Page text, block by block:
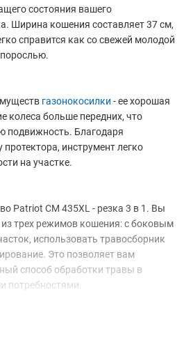
состояния вашего
Ширина кошения составляет 37 см,
справится как со свежей молодой
порослью.
газонокосилки - ее хорошая
колеса больше передних, что
подвижность. Благодаря
инструмент легко
на участке.
Patriot CM 435XL - резка 3 в 1. Вы
трех режимов кошения: с боковым
использовать травосборник
Это позволяет вам
способ обработки травы в
потребностями.
среды
выбросов в атмосферу благодаря